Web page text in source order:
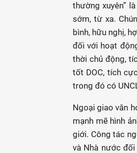
thường xuyên”
sớm, từ xa.
bình, hữu nghị,
đối với hoạt
thời chủ động,
tốt DOC, tích
trong đó có
Ngoại giao văn
mạnh mẽ hình
giới. Công tác
và Nhà nước